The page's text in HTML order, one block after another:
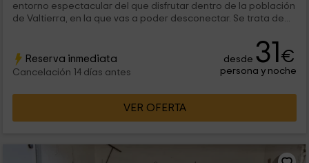
entorno espectacular del que disfrutar dentro de la población
de Valtierra, en la que vas a poder desconectar. Se trata de...
Reserva inmediata
Cancelación 14 días antes
desde 31€
persona y noche
VER OFERTA